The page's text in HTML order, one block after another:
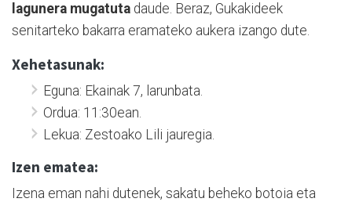
lagunera mugatuta daude. Beraz, Gukakideek
senitarteko bakarra eramateko aukera izango dute.
Xehetasunak:
Eguna: Ekainak 7, larunbata.
Ordua: 11:30ean.
Lekua: Zestoako Lili jauregia.
Izen ematea:
Izena eman nahi dutenek, sakatu beheko botoia eta